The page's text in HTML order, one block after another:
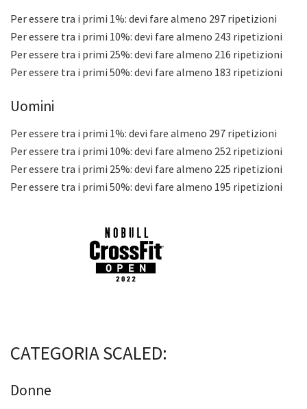
Per essere tra i primi 1%: devi fare almeno 297 ripetizioni
Per essere tra i primi 10%: devi fare almeno 243 ripetizioni
Per essere tra i primi 25%: devi fare almeno 216 ripetizioni
Per essere tra i primi 50%: devi fare almeno 183 ripetizioni
Uomini
Per essere tra i primi 1%: devi fare almeno 297 ripetizioni
Per essere tra i primi 10%: devi fare almeno 252 ripetizioni
Per essere tra i primi 25%: devi fare almeno 225 ripetizioni
Per essere tra i primi 50%: devi fare almeno 195 ripetizioni
CATEGORIA SCALED:
Donne